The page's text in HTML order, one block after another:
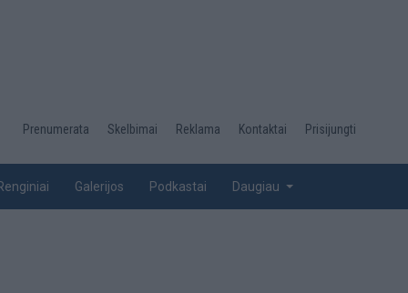
Desktop
top
Prenumerata Skelbimai Reklama Kontaktai Prisijungti
Galerijos Podkastai Daugiau